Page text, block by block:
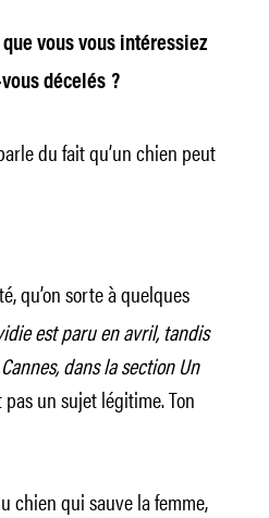
vous vous intéressiez
décelés ?
du fait qu’un chien peut
qu’on sorte à quelques
est paru en avril, tandis
dans la section Un
un sujet légitime. Ton
chien qui sauve la femme,